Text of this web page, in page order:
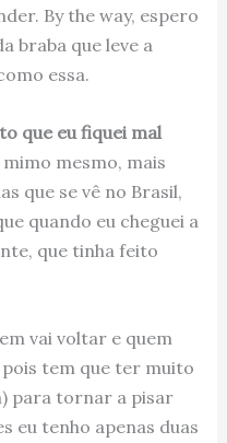
By the way, espero
braba que leve a
essa.
que eu fiquei mal
mimo mesmo, mais
que se vê no Brasil,
quando eu cheguei a
que tinha feito
vai voltar e quem
tem que ter muito
para tornar a pisar
eu tenho apenas duas